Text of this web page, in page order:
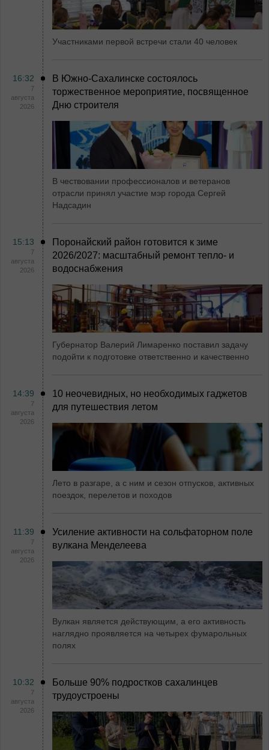
Участниками первой встречи стали 40 человек
16:32
7
августа
2026
В Южно-Сахалинске состоялось
торжественное мероприятие, посвященное
Дню строителя
В чествовании профессионалов и ветеранов
отрасли принял участие мэр города Сергей
Надсадин
15:13
7
августа
2026
Поронайский район готовится к зиме
2026/2027: масштабный ремонт тепло- и
водоснабжения
Губернатор Валерий Лимаренко поставил задачу
подойти к подготовке ответственно и качественно
14:39
7
августа
2026
10 неочевидных, но необходимых гаджетов
для путешествия летом
Лето в разгаре, а с ним и сезон отпусков, активных
поездок, перелетов и походов
11:39
7
августа
2026
Усиление активности на сольфаторном поле
вулкана Менделеева
Вулкан является действующим, а его активность
наглядно проявляется на четырех фумарольных
полях
10:32
7
августа
2026
Больше 90% подростков сахалинцев
трудоустроены